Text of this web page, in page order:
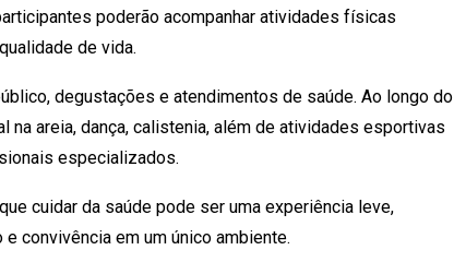
poderão acompanhar atividades físicas
de vida.
degustações e atendimentos de saúde. Ao longo do
areia, dança, calistenia, além de atividades esportivas
especializados.
cuidar da saúde pode ser uma experiência leve,
convivência em um único ambiente.